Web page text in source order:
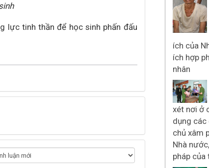
lực tinh thần để học sinh phấn đấu
ích của
ích hợp
nhân
xét nơi ở
dụng các
chủ xâm
Nhà
pháp của